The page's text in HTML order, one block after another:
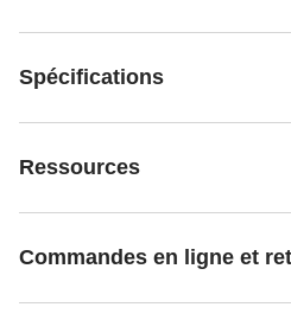
Spécifications
Ressources
Commandes en ligne et